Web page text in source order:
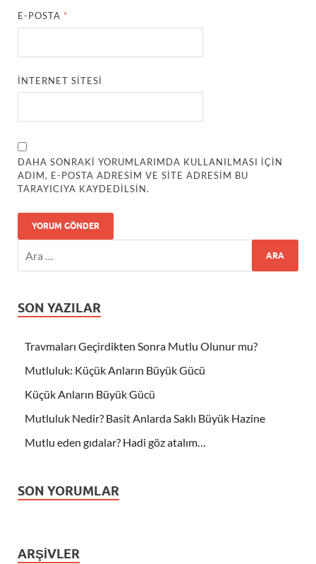
E-POSTA *
İNTERNET SITESI
DAHA SONRAKI YORUMLARIMDA KULLANILMASI IÇIN
ADIM, E-POSTA ADRESIM VE SITE ADRESIM BU
TARAYICIYA KAYDEDILSIN.
SON YAZILAR
Travmaları Geçirdikten Sonra Mutlu Olunur mu?
Mutluluk: Küçük Anların Büyük Gücü
Küçük Anların Büyük Gücü
Mutluluk Nedir? Basit Anlarda Saklı Büyük Hazine
Mutlu eden gıdalar? Hadi göz atalım…
SON YORUMLAR
ARŞIVLER